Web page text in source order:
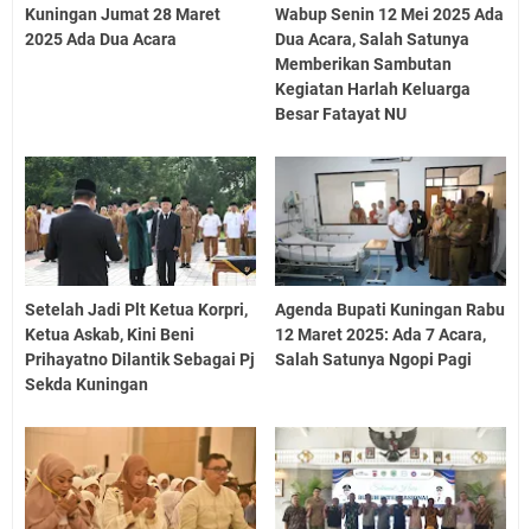
Kuningan Jumat 28 Maret
2025 Ada Dua Acara
Wabup Senin 12 Mei 2025 Ada
Dua Acara, Salah Satunya
Memberikan Sambutan
Kegiatan Harlah Keluarga
Besar Fatayat NU
Setelah Jadi Plt Ketua Korpri,
Ketua Askab, Kini Beni
Prihayatno Dilantik Sebagai Pj
Sekda Kuningan
Agenda Bupati Kuningan Rabu
12 Maret 2025: Ada 7 Acara,
Salah Satunya Ngopi Pagi